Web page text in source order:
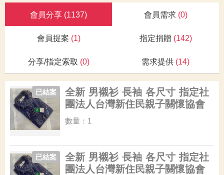
會員分享 (1137) 會員需求 (0)
會員提案 (1) 指定捐贈 (142)
分享/指定索取 (0) 需求提供 (14)
全新 男襯衫 長袖 各尺寸 指定社
團法人台灣新住民親子關懷協會
已結案
數量：1
全新 男襯衫 長袖 各尺寸 指定社
團法人台灣新住民親子關懷協會
已結案